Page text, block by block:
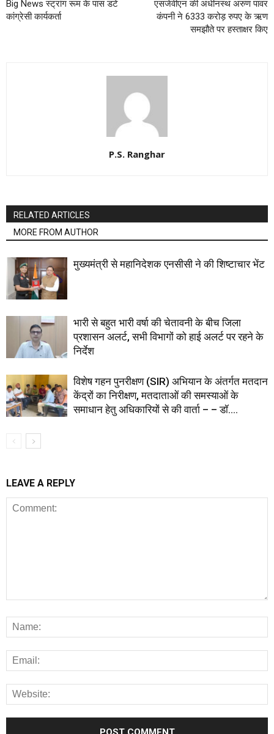
Big News स्ट्रांग रूम के पास डटे
कांग्रेसी कार्यकर्ता
एसजेवीएन की अधीनस्‍थ अरुण पावर
कंपनी ने 6333 करोड़ रुपए के ऋण
समझौते पर हस्ताक्षर किए
P.S. Ranghar
RELATED ARTICLES
MORE FROM AUTHOR
मुख्यमंत्री से महानिदेशक एनसीसी ने की शिष्टाचार भेंट
भारी से बहुत भारी वर्षा की चेतावनी के बीच जिला
प्रशासन अलर्ट, सभी विभागों को हाई अलर्ट पर रहने के
निर्देश
विशेष गहन पुनरीक्षण (SIR) अभियान के अंतर्गत मतदान
केंद्रों का निरीक्षण, मतदाताओं की समस्याओं के
समाधान हेतु अधिकारियों से की वार्ता – – डॉ....
LEAVE A REPLY